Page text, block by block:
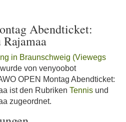
Abendticket:
in Braunschweig (Viewegs
wurde von venyoobot
OPEN Montag Abendticket:
ist den Rubriken Tennis und
zugeordnet.